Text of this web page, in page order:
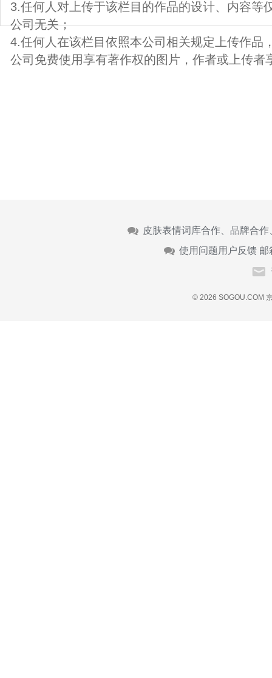
3.任何人对上传于该栏目的作品的设计、内容等
公司无关；
4.任何人在该栏目依照本公司相关规定上传作品
公司免费使用享有著作权的图片，作者或上传者
皮肤表情词库合作、品牌合
使用问题用户反馈 邮
© 2026 SOGOU.COM